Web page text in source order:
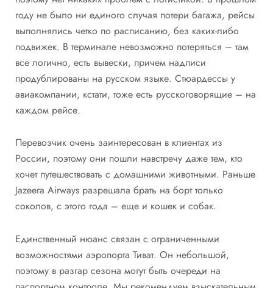
году не было ни единого случая потери багажа, рейсы
выполнялись четко по расписанию, без каких-либо
подвижек. В терминале невозможно потеряться – там
все логично, есть вывески, причем надписи
продублированы на русском языке. Стюардессы у
авиакомпании, кстати, тоже есть русскоговорящие – на
каждом рейсе.
Перевозчик очень заинтересован в клиентах из
России, поэтому они пошли навстречу даже тем, кто
хочет путешествовать с домашними животными. Раньше
Jazeera Airways разрешала брать на борт только
соколов, с этого года – еще и кошек и собак.
Единственный нюанс связан с ограниченными
возможностями аэропорта Тиват. Он небольшой,
поэтому в разгар сезона могут быть очереди на